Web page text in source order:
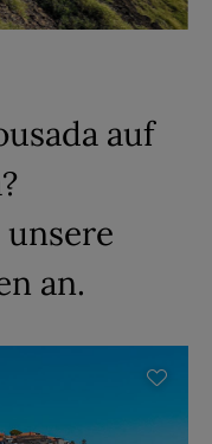
auf
unsere
an.